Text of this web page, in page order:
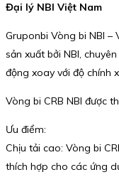
Đại lý NBI Việt Nam
Gruponbi Vòng bi NBI –
sản xuất bởi NBI,
động xoay với độ chính
Vòng bi CRB NBI được
Ưu điểm:
Chịu tải cao: Vòng bi
thích hợp cho các ứng